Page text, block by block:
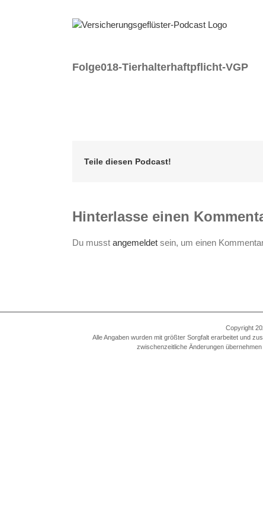
Folge018-Tierhalterhaftpflicht-VGP
Teile diesen Podcast!
Hinterlasse einen
Du musst angemeldet sein, um einen
Copyright
Alle Angaben wurden mit größter Sorgfalt erarbeitet und
zwischenzeitliche Änderungen